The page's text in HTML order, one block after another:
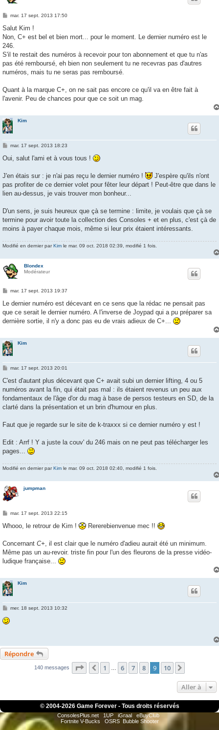
M
s
a
g
mar. 17 sept. 2013 17:50
Salut Kim !
Non, C+ est bel et bien mort... pour le moment. Le dernier numéro est le
246.
S'il te restait des numéros à recevoir pour ton abonnement et que tu n'as
pas été remboursé, eh bien non seulement tu ne recevras pas d'autres
numéros, mais tu ne seras pas remboursé.
Quant à la marque C+, on ne sait pas encore ce qu'il va en être fait à
l'avenir. Peu de chances pour que ce soit un mag.
Kim
M
s
g
mar. 17 sept. 2013 18:23
Oui, salut l'ami et à vous tous !
J'en étais sur : je n'ai pas reçu le dernier numéro !
J'espère qu'ils n'ont
pas profiter de ce dernier volet pour fêter leur départ ! Peut-être que dans le
lien au-dessus, je vais trouver mon bonheur...
D'un sens, je suis heureux que çà se termine : limite, je voulais que çà se
termine pour avoir toute la collection des Consoles + et en plus, c'est çà de
moins à payer chaque mois, même si leur prix étaient intéressants.
Modifié en dernier parKim le mar. 09 oct. 2018 02:39, modifié 1 fois.
Blondex
Modérateur
M
s
a
g
mar. 17 sept. 2013 19:37
Le dernier numéro est décevant en ce sens que la rédac ne pensait pas
que ce serait le dernier numéro. A l'inverse de Joypad qui a pu préparer sa
dernière sortie, il n'y a donc pas eu de vrais adieux de C+...
Kim
M
s
a
g
mar. 17 sept. 2013 20:01
C'est d'autant plus décevant que C+ avait subi un dernier lifting, 4 ou 5
numéros avant la fin, qui était pas mal : ils étaient revenus un peu aux
fondamentaux de l'âge d'or du mag à base de persos testeurs en SD, de la
clarté dans la présentation et un brin d'humour en plus.
Faut que je regarde sur le site de k-traxxx si ce dernier numéro y est !
Edit : Arrf ! Y a juste la couv' du 246 mais on ne peut pas télécharger les
pages...
Modifié en dernier parKim le mar. 09 oct. 2018 02:40, modifié 1 fois.
jumpman
M
s
g
mar. 17 sept. 2013 22:15
Whooo, le retrour de Kim ! Rererebienvenue mec !!
Concernant C+, il est clair que le numéro d'adieu aurait été un minimum.
Même pas un au-revoir. triste fin pour l'un des fleurons de la presse vidéo-
ludique française...
Kim
M
s
s
mer. 18 sept. 2013 10:32
Répondre
140 messages Page sur 10
Précédente
1 6 7 8 9 10
Aller à
© 2004-2026 Game Forever - Tous droits réservés
ConsolesPlus.net 1UP iGraal
eBuyClub
Fortnite V-Bucks
OSRS Bubble Shooter